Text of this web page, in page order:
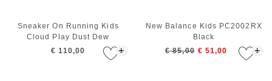
+
Sneaker On Running Kids
Cloud Play Dust Dew
€ 110,00
+
New Balance Kids PC2002RX
Black
€ 85,00 € 51,00